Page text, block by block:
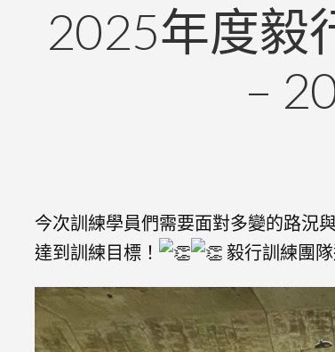
2025年度毅
–
今次訓練學員們需要面對多變的路況
達到訓練目標！
毅行訓練團